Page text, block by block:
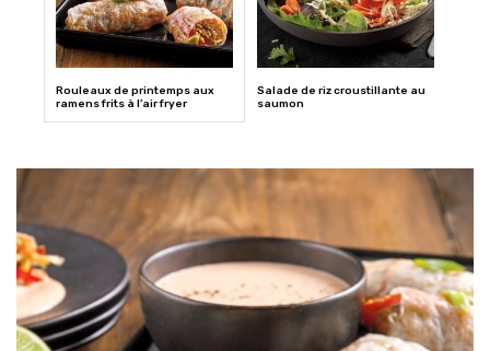
Rouleaux de printemps aux
ramens frits à l’air fryer
Salade de riz croustillante au
saumon